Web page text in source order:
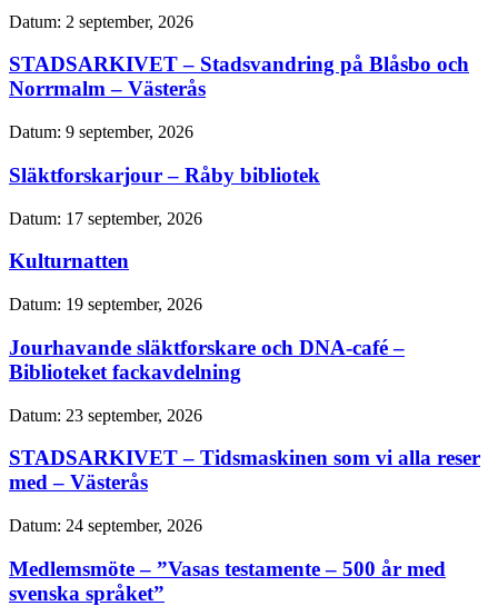
Datum: 2 september, 2026
STADSARKIVET – Stadsvandring på Blåsbo och
Norrmalm – Västerås
Datum: 9 september, 2026
Släktforskarjour – Råby bibliotek
Datum: 17 september, 2026
Kulturnatten
Datum: 19 september, 2026
Jourhavande släktforskare och DNA-café –
Biblioteket fackavdelning
Datum: 23 september, 2026
STADSARKIVET – Tidsmaskinen som vi alla reser
med – Västerås
Datum: 24 september, 2026
Medlemsmöte – ”Vasas testamente – 500 år med
svenska språket”